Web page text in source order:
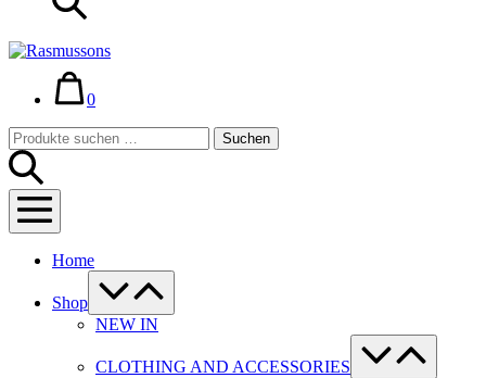
Warenkorb
0im
Suche-
Schalter
Suchen
nach:
Suchen
Menü-
Schalter
Home
Shop
Menü-
Schalter
NEW IN
CLOTHING AND ACCESSORIES
Menü-
Schalter